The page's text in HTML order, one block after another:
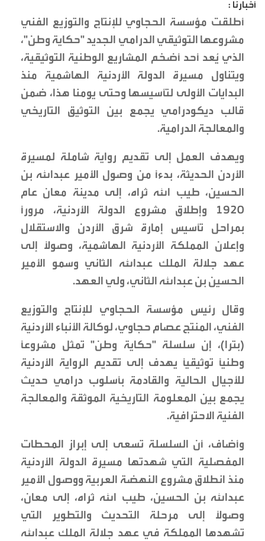
أخبارنا :
أطلقت مؤسسة الحجاوي للإنتاج والتوزيع الفني
مشروعها التوثيقي الدرامي الجديد "حكاية وطن"،
الذي يُعد أحد أضخم المشاريع الوطنية التوثيقية،
ويتناول مسيرة الدولة الأردنية الهاشمية منذ
البدايات الأولى لتأسيسها وحتى يومنا هذا، ضمن
قالب ديكودرامي يجمع بين التوثيق التاريخي
والمعالجة الدرامية.
ويهدف العمل إلى تقديم رواية شاملة لمسيرة
الأردن الحديثة، بدءاً من وصول الأمير عبدالله بن
الحسين، طيب الله ثراه، إلى مدينة معان عام
1920 وإطلاق مشروع الدولة الأردنية، مروراً
بمراحل تأسيس إمارة شرق الأردن والاستقلال
وإعلان المملكة الأردنية الهاشمية، وصولاً إلى
عهد جلالة الملك عبدالله الثاني وسمو الأمير
الحسين بن عبدالله الثاني، ولي العهد.
وقال رئيس مؤسسة الحجاوي للإنتاج والتوزيع
الفني، المنتج عصام حجاوي، لوكالة الأنباء الأردنية
(بترا)، إن سلسلة "حكاية وطن" تمثل مشروعاً
وطنياً توثيقياً يهدف إلى تقديم الرواية الأردنية
للأجيال الحالية والقادمة بأسلوب درامي حديث
يجمع بين المعلومة التاريخية الموثقة والمعالجة
الفنية الاحترافية.
وأضاف، أن السلسلة تسعى إلى إبراز المحطات
المفصلية التي شهدتها مسيرة الدولة الأردنية
منذ انطلاق مشروع النهضة العربية ووصول الأمير
عبدالله بن الحسين، طيب الله ثراه، إلى معان،
وصولاً إلى مرحلة التحديث والتطوير التي
تشهدها المملكة في عهد جلالة الملك عبدالله